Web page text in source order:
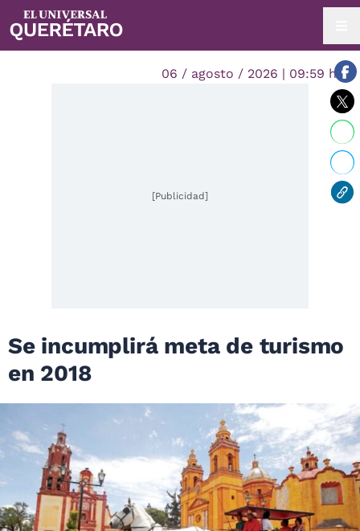
06 / agosto / 2026 | 09:59 hrs.
[Publicidad]
Se incumplirá meta de turismo
en 2018